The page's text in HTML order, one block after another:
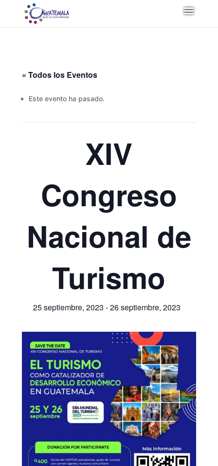
« Todos los Eventos
Este evento ha pasado.
XIV
Congreso
Nacional de
Turismo
25 septiembre, 2023 -26 septiembre, 2023